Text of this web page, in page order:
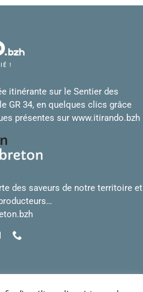
itinérante sur le Sentier des
GR 34, en quelques clics grâce
présentes sur www.itirando.bzh
des saveurs de notre territoire et